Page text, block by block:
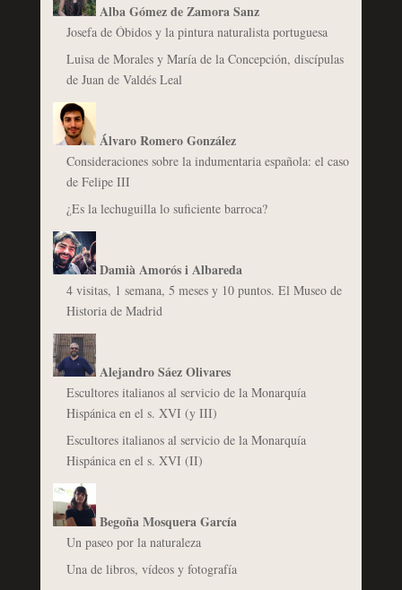
Alba Gómez de Zamora Sanz
Josefa de Óbidos y la pintura naturalista portuguesa
Luisa de Morales y María de la Concepción, discípulas
de Juan de Valdés Leal
Álvaro Romero González
Consideraciones sobre la indumentaria española: el caso
de Felipe III
¿Es la lechuguilla lo suficiente barroca?
Damià Amorós i Albareda
4 visitas, 1 semana, 5 meses y 10 puntos. El Museo de
Historia de Madrid
Alejandro Sáez Olivares
Escultores italianos al servicio de la Monarquía
Hispánica en el s. XVI (y III)
Escultores italianos al servicio de la Monarquía
Hispánica en el s. XVI (II)
Begoña Mosquera García
Un paseo por la naturaleza
Una de libros, vídeos y fotografía